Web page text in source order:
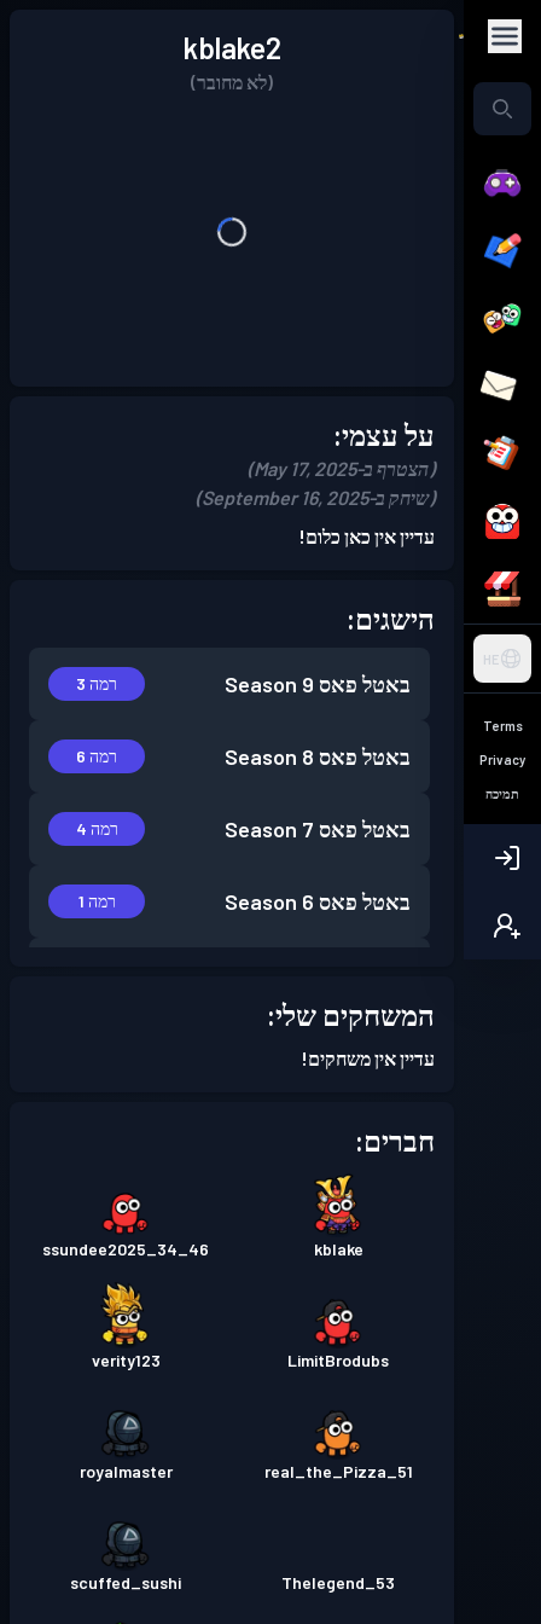
HE
Terms
Privacy
תמיכה
kblake2
(לא מחובר)
על עצמי:
(הצטרף ב-May 17, 2025)
(שיחק ב-September 16, 2025)
עדיין אין כאן כלום!
הישגים:
באטל פאס Season 9 רמה 3
באטל פאס Season 8 רמה 6
באטל פאס Season 7 רמה 4
באטל פאס Season 6 רמה 1
המשחקים שלי:
עדיין אין משחקים!
חברים:
kblake
ssundee2025_34_46
LimitBrodubs
verity123
real_the_Pizza_51
royalmaster
Thelegend_53
scuffed_sushi